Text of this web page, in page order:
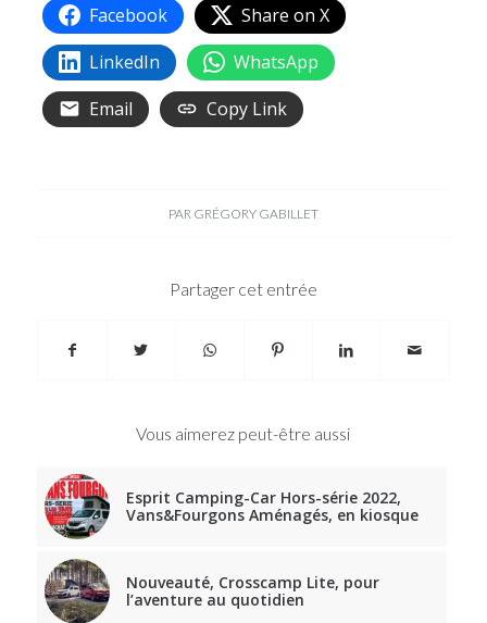
Facebook
Share on X
LinkedIn
WhatsApp
Email
Copy Link
PAR GRÉGORY GABILLET
Partager cet entrée
Vous aimerez peut-être aussi
Esprit Camping-Car Hors-série 2022,
Vans&Fourgons Aménagés, en kiosque
Nouveauté, Crosscamp Lite, pour
l’aventure au quotidien